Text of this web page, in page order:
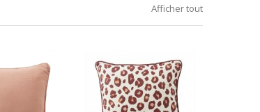
Afficher tout